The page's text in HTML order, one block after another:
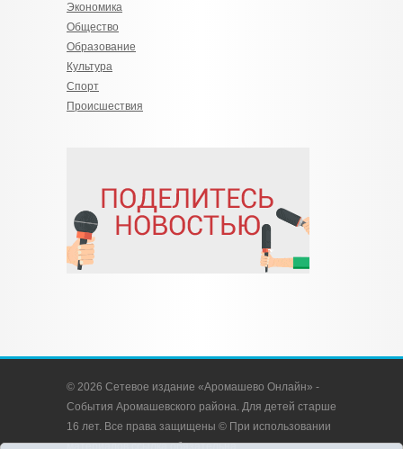
Экономика
Общество
Образование
Культура
Спорт
Происшествия
© 2026 Сетевое издание «Аромашево Онлайн» -
События Аромашевского района. Для детей старше
16 лет. Все права защищены © При использовании
материалов ссылка обязательна.